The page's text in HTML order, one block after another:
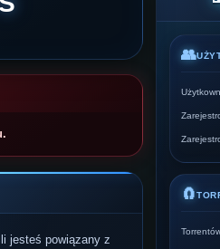
👥
🧲
jesteś powiązany z